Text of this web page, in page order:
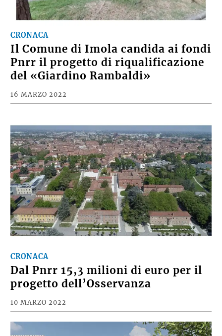
CRONACA
Il Comune di Imola candida ai fondi
Pnrr il progetto di riqualificazione
del «Giardino Rambaldi»
16 MARZO 2022
CRONACA
Dal Pnrr 15,3 milioni di euro per il
progetto dell’Osservanza
10 MARZO 2022